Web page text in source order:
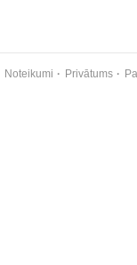
Noteikumi Privātums